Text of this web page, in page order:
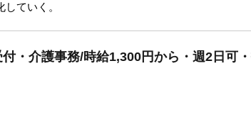
ていく。
・介護事務/時給1,300円から・週2日可